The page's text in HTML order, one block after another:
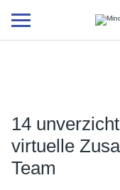
Additional
menu
14
virtuelle
Team